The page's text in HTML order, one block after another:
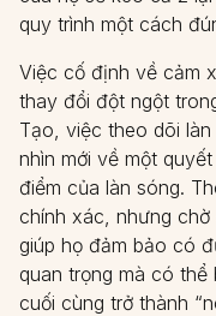
quy trình một cách
Việc cố định về cảm
thay đổi đột ngột
Tạo, việc theo dõi
nhìn mới về một
điểm của làn sóng.
chính xác, nhưng
giúp họ đảm bảo có
quan trọng mà có thể
cuối cùng trở thành